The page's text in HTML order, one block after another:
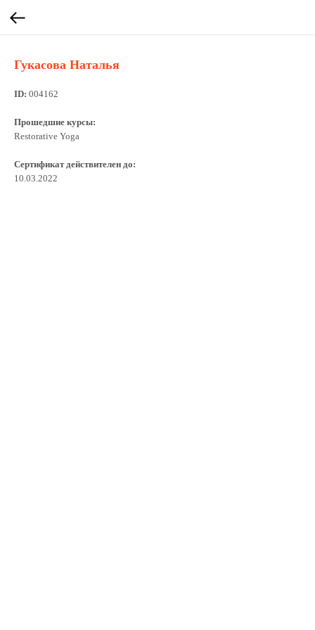
Гукасова Наталья
ID: 004162
Прошедшие курсы:
Restorative Yoga
Сертификат действителен до:
10.03.2022